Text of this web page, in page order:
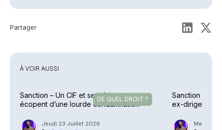
Partager
À VOIR AUSSI
DE QUEL DROIT ?
Sanction – Un CIF et ses dirigeants
écopent d’une lourde condamnation
Jeudi 23 Juillet 2026
Sanction –
ex-dirigeants
Mercredi